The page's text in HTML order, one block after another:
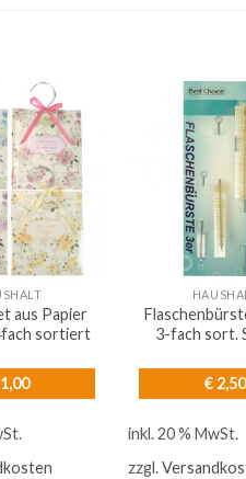
aus Papier
sortiert
1,00
3-fach sort.
€ 2,50
inkl. 20 % MwSt.
zzgl.